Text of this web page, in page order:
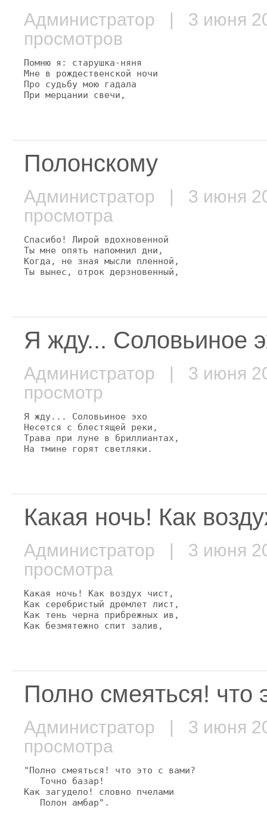
Администратор | 3 июня
просмотров
Помню я: старушка-няня
Мне в рождественской ночи
Про судьбу мою гадала
При мерцании свечи,
Полонскому
Администратор | 3 июня
просмотра
Спасибо! Лирой вдохновенной
Ты мне опять напомнил дни,
Когда, не зная мысли пленной,
Ты вынес, отрок дерзновенный,
Я жду... Соловьиное
Администратор | 3 июня
просмотр
Я жду... Соловьиное эхо
Несется с блестящей реки,
Трава при луне в бриллиантах,
На тмине горят светляки.
Какая ночь! Как
Администратор | 3 июня
просмотра
Какая ночь! Как воздух чист,
Как серебристый дремлет лист,
Как тень черна прибрежных ив,
Как безмятежно спит залив,
Полно смеяться! что
Администратор | 3 июня
просмотра
"Полно смеяться! что это с вами?
   Точно базар!
Как загудело! словно пчелами
   Полон амбар".